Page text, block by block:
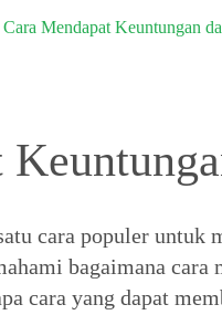
Cara Mendapat Keuntungan
cara populer untuk
bagaimana cara
cara yang dapat